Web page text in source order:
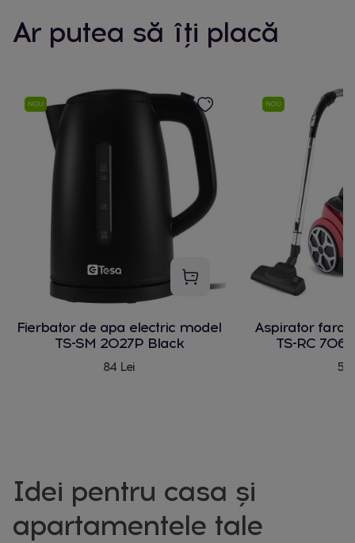
Ar putea să îți placă
NOU
Fierbator de apa electric model
TS-SM 2027P Black
84 Lei
NOU
Aspirator fara
TS-RC 706
Idei pentru casa și
apartamentele tale